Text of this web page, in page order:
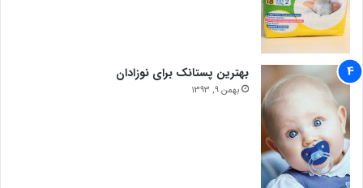
بهترین پستانک برای نوزادان
بهمن 9, 1393